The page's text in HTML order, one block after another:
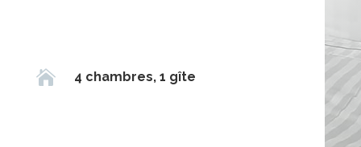
 4 chambres, 1 gîte